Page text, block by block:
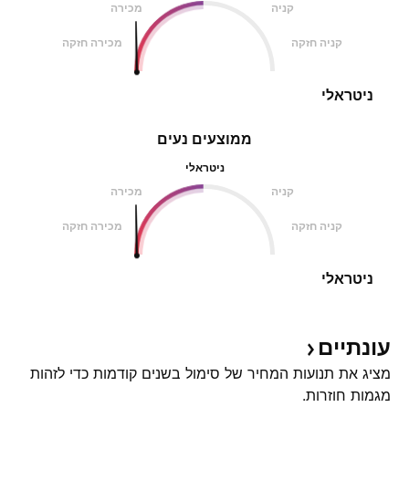
מכירה
קניה
מכירה חזקה קניה חזקה
ניטראלי
ממוצעים נעים
ניטראלי
מכירה
קניה
מכירה חזקה קניה חזקה
ניטראלי
עונתיים
מציג את תנועות המחיר של סימול בשנים קודמות כדי לזהות
מגמות חוזרות.